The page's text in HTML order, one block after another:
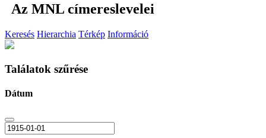
Az MNL címereslevelei
Keresés Hierarchia Térkép Információ
Találatok szűrése
Dátum